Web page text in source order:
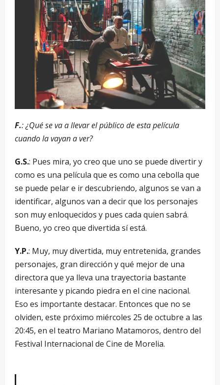
F.: ¿Qué se va a llevar el público de esta película
cuando la vayan a ver?
G.S.: Pues mira, yo creo que uno se puede divertir y
como es una película que es como una cebolla que
se puede pelar e ir descubriendo, algunos se van a
identificar, algunos van a decir que los personajes
son muy enloquecidos y pues cada quien sabrá.
Bueno, yo creo que divertida sí está.
Y.P.: Muy, muy divertida, muy entretenida, grandes
personajes, gran dirección y qué mejor de una
directora que ya lleva una trayectoria bastante
interesante y picando piedra en el cine nacional.
Eso es importante destacar. Entonces que no se
olviden, este próximo miércoles 25 de octubre a las
20:45, en el teatro Mariano Matamoros, dentro del
Festival Internacional de Cine de Morelia.